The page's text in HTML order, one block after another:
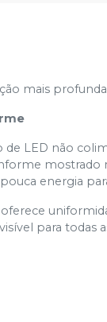
mais
LED não
mostrado
energia
para todas